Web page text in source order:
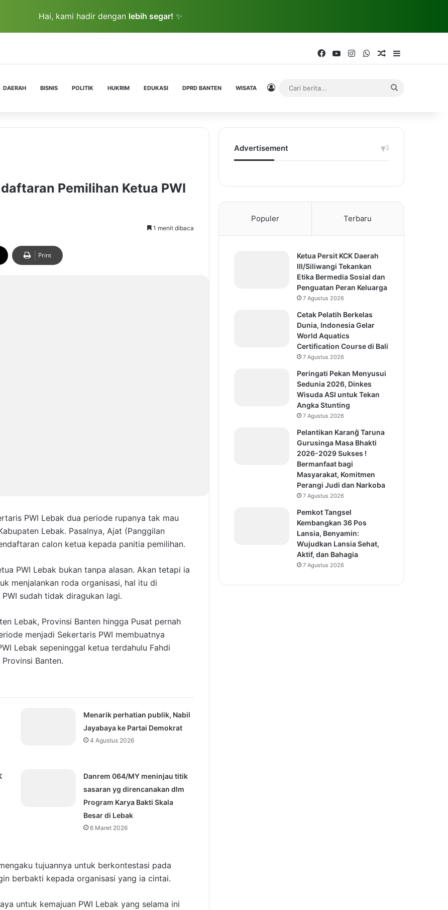
Hai, kami hadir dengan lebih segar! ✨
FacebookYouTubeInstagramWhatsAppRandom Article
DAERAH BISNIS POLITIK HUKRIM EDUKASI DPRD BANTEN WISATA Log In
Pemilihan Ketua PWI
1 menit dibaca
Print
PWI Lebak dua periode rupanya tak mau
Lebak. Pasalnya, Ajat (Panggilan
calon ketua kepada panitia pemilihan.
PWI Lebak bukan tanpa alasan. Akan tetapi ia
menjalankan roda organisasi, hal itu di
sudah tidak diragukan lagi.
Lebak, Provinsi Banten hingga Pusat pernah
menjadi Sekertaris PWI membuatnya
Lebak sepeninggal ketua terdahulu Fahdi
Banten.
Menarik perhatian publik, Nabil
Jayabaya ke Partai Demokrat
4 Agustus 2026
Danrem 064/MY meninjau titik
sasaran yg direncanakan dlm
Program Karya Bakti Skala
Besar di Lebak
6 Maret 2026
tujuannya untuk berkontestasi pada
berbakti kepada organisasi yang ia cintai.
untuk kemajuan PWI Lebak yang selama ini
Advertisement
Populer Terbaru
Ketua Persit KCK Daerah
III/Siliwangi Tekankan
Etika Bermedia Sosial dan
Penguatan Peran Keluarga
7 Agustus 2026
Cetak Pelatih Berkelas
Dunia, Indonesia Gelar
World Aquatics
Certification Course di Bali
7 Agustus 2026
Peringati Pekan Menyusui
Sedunia 2026, Dinkes
Wisuda ASI untuk Tekan
Angka Stunting
7 Agustus 2026
Pelantikan Karanĝ Taruna
Gurusinga Masa Bhakti
2026-2029 Sukses !
Bermanfaat bagi
Masyarakat, Komitmen
Perangi Judi dan Narkoba
7 Agustus 2026
Pemkot Tangsel
Kembangkan 36 Pos
Lansia, Benyamin:
Wujudkan Lansia Sehat,
Aktif, dan Bahagia
7 Agustus 2026